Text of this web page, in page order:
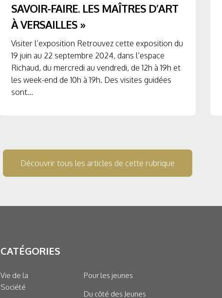
SAVOIR-FAIRE. LES MAÎTRES D’ART
À VERSAILLES »
Visiter l’exposition Retrouvez cette exposition du
19 juin au 22 septembre 2024, dans l’espace
Richaud, du mercredi au vendredi, de 12h à 19h et
les week-end de 10h à 19h. Des visites guidées
sont...
Découvrir tous les articles de cette rubrique
CATÉGORIES
Vie de la
Société
Pour les jeunes
Du côté des Jeunes